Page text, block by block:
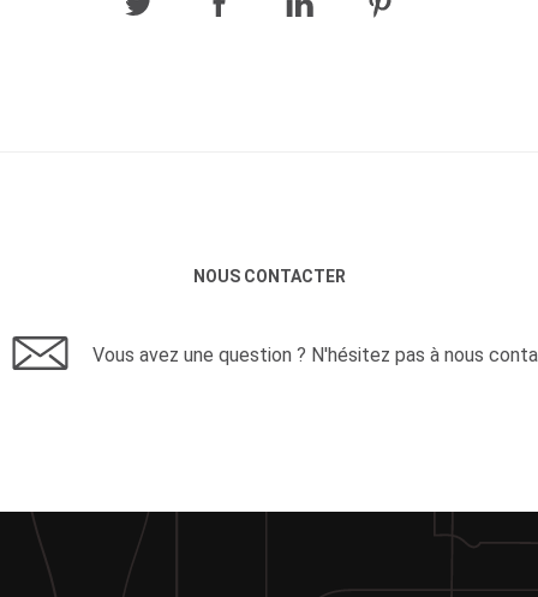
NOUS CONTACTER
Vous avez une question ? N'hésitez pas à nous